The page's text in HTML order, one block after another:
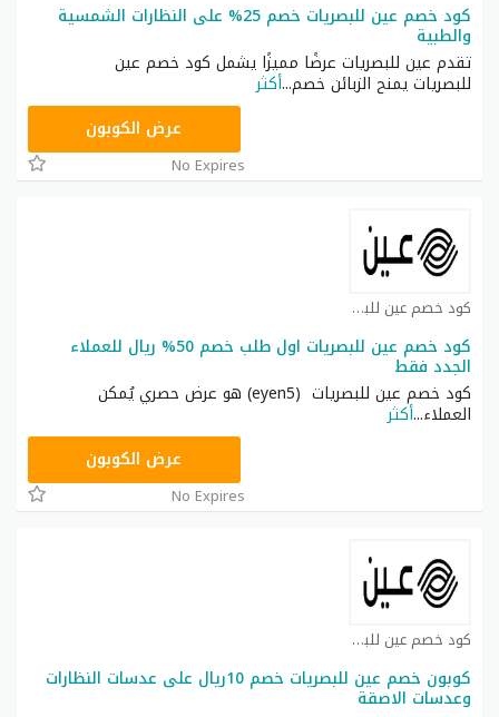
كود خصم عين للبصريات خصم 25% على النظارات الشمسية
والطبية
تقدم عين للبصريات عرضًا مميزًا يشمل كود خصم عين
للبصريات يمنح الزبائن خصم...أكثر
EYEN5عرض الكوبون
No Expires
كود خصم عين للبصريات كوبون
كود خصم عين للبصريات اول طلب خصم 50% ريال للعملاء
الجدد فقط
كود خصم عين للبصريات (eyen5) هو عرض حصري يُمكن
العملاء...أكثر
EYEN5عرض الكوبون
No Expires
كود خصم عين للبصريات كوبون
كوبون خصم عين للبصريات خصم 10ريال على عدسات النظارات
وعدسات الاصقة